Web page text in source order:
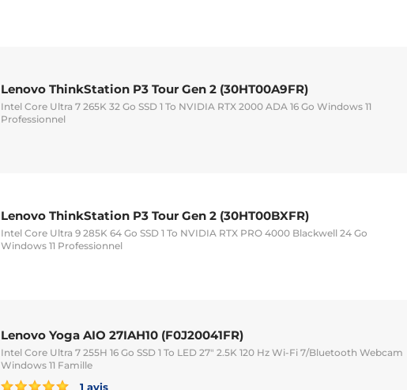
Lenovo ThinkStation P3 Tour Gen 2 (30HT00A9FR)
Intel Core Ultra 7 265K 32 Go SSD 1 To NVIDIA RTX 2000 ADA 16 Go Windows 11
Professionnel
Lenovo ThinkStation P3 Tour Gen 2 (30HT00BXFR)
Intel Core Ultra 9 285K 64 Go SSD 1 To NVIDIA RTX PRO 4000 Blackwell 24 Go
Windows 11 Professionnel
Lenovo Yoga AIO 27IAH10 (F0J20041FR)
Intel Core Ultra 7 255H 16 Go SSD 1 To LED 27" 2.5K 120 Hz Wi-Fi 7/Bluetooth Webcam
Windows 11 Famille
1 avis